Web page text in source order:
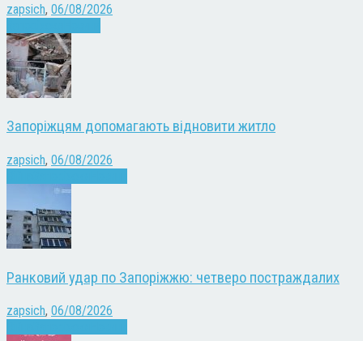
zapsich, 06/08/2026
Запоріжцям допомагають відновити житло
zapsich, 06/08/2026
Ранковий удар по Запоріжжю: четверо постраждалих
zapsich, 06/08/2026